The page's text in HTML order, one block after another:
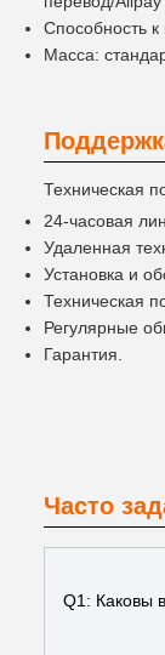
Способность
Масса:
Техническая
24-часовая
Удаленная
Установка и
Техническая
Регулярные
Гарантия.
Часто
Q1: Каковы